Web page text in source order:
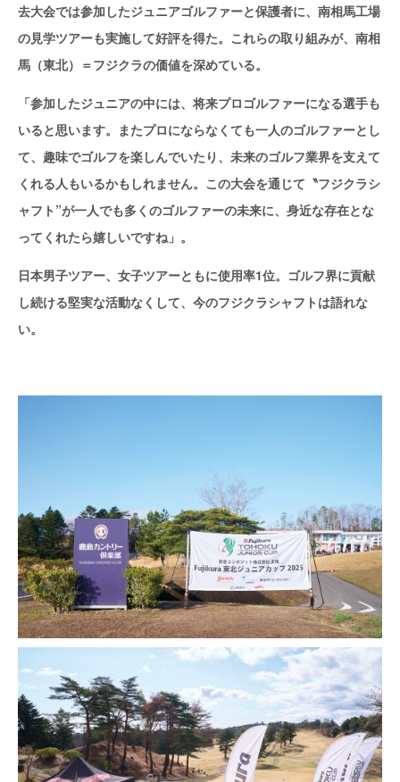
去大会では参加したジュニアゴルファーと保護者に、南相馬工場
の見学ツアーも実施して好評を得た。これらの取り組みが、南相
馬（東北）＝フジクラの価値を深めている。
「参加したジュニアの中には、将来プロゴルファーになる選手も
いると思います。またプロにならなくても一人のゴルファーとし
て、趣味でゴルフを楽しんでいたり、未来のゴルフ業界を支えて
くれる人もいるかもしれません。この大会を通じて〝フジクラシ
ャフト”が一人でも多くのゴルファーの未来に、身近な存在とな
ってくれたら嬉しいですね」。
日本男子ツアー、女子ツアーともに使用率1位。ゴルフ界に貢献
し続ける堅実な活動なくして、今のフジクラシャフトは語れな
い。